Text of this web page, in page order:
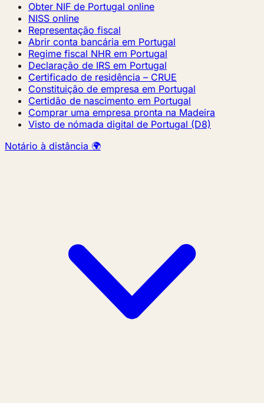
Obter NIF de Portugal online
NISS online
Representação fiscal
Abrir conta bancária em Portugal
Regime fiscal NHR em Portugal
Declaração de IRS em Portugal
Certificado de residência – CRUE
Constituição de empresa em Portugal
Certidão de nascimento em Portugal
Comprar uma empresa pronta na Madeira
Visto de nómada digital de Portugal (D8)
Notário à distância 🌍